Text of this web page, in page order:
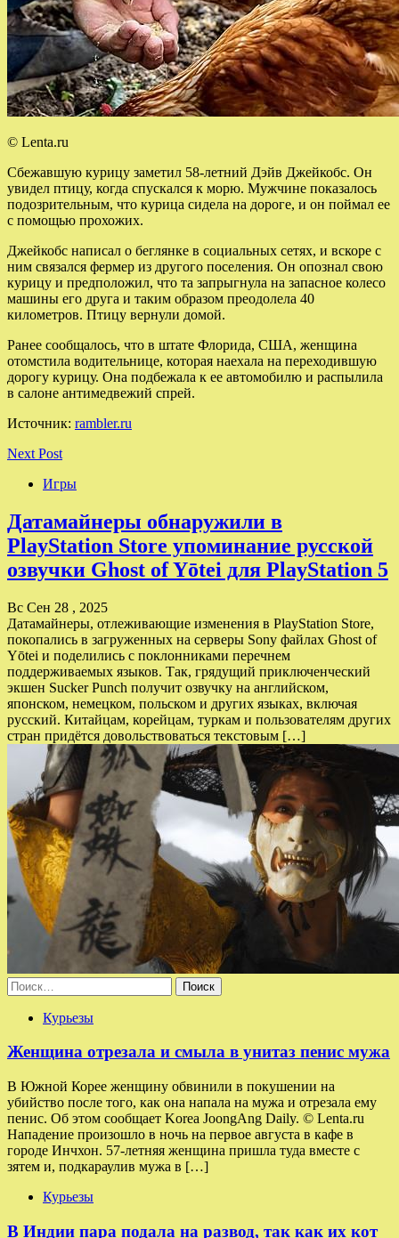
© Lenta.ru
Сбежавшую курицу заметил 58-летний Дэйв Джейкобс. Он
увидел птицу, когда спускался к морю. Мужчине показалось
подозрительным, что курица сидела на дороге, и он поймал ее
с помощью прохожих.
Джейкобс написал о беглянке в социальных сетях, и вскоре с
ним связался фермер из другого поселения. Он опознал свою
курицу и предположил, что та запрыгнула на запасное колесо
машины его друга и таким образом преодолела 40
километров. Птицу вернули домой.
Ранее сообщалось, что в штате Флорида, США, женщина
отомстила водительнице, которая наехала на переходившую
дорогу курицу. Она подбежала к ее автомобилю и распылила
в салоне антимедвежий спрей.
Источник: rambler.ru
Next Post
Игры
Датамайнеры обнаружили в
PlayStation Store упоминание русской
озвучки Ghost of Yōtei для PlayStation 5
Вс Сен 28 , 2025
Датамайнеры, отлеживающие изменения в PlayStation Store,
покопались в загруженных на серверы Sony файлах Ghost of
Yōtei и поделились с поклонниками перечнем
поддерживаемых языков. Так, грядущий приключенческий
экшен Sucker Punch получит озвучку на английском,
японском, немецком, польском и других языках, включая
русский. Китайцам, корейцам, туркам и пользователям других
стран придётся довольствоваться текстовым […]
Найти:
Курьезы
Женщина отрезала и смыла в унитаз пенис мужа
В Южной Корее женщину обвинили в покушении на
убийство после того, как она напала на мужа и отрезала ему
пенис. Об этом сообщает Korea JoongAng Daily. © Lenta.ru
Нападение произошло в ночь на первое августа в кафе в
городе Инчхон. 57-летняя женщина пришла туда вместе с
зятем и, подкараулив мужа в […]
Курьезы
В Индии пара подала на развод, так как их кот